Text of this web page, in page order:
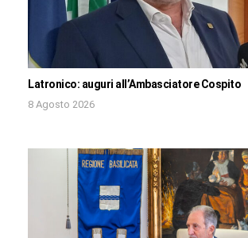
Latronico: auguri all’Ambasciatore Cospito
8 Agosto 2026